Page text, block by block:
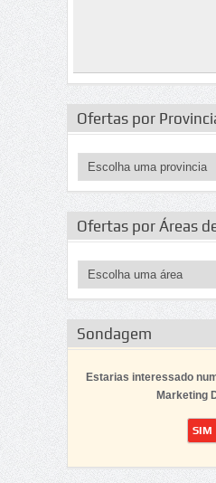
Ofertas por
Ofertas por Áreas
Sondagem
Estarias interessado
Marketing